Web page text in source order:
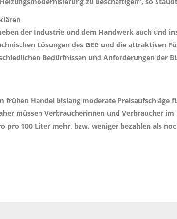
der Industrie und dem Handwerk auch und
Lösungen des GEG und die attraktiven
Bedürfnissen und Anforderungen der
frühen Handel bislang moderate Preisaufschläge
müssen Verbraucherinnen und Verbraucher im
pro 100 Liter mehr, bzw. weniger bezahlen als